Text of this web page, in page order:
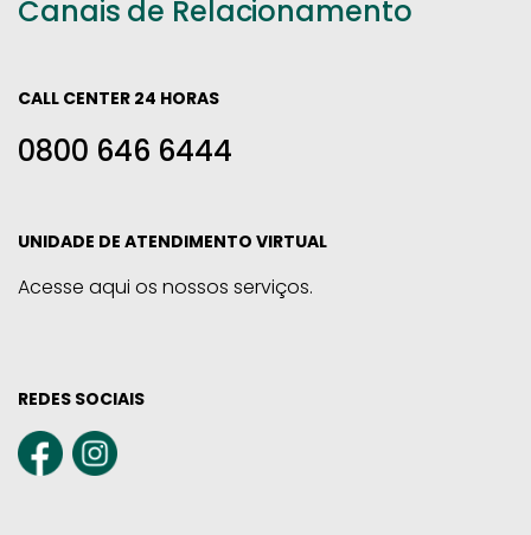
Canais de Relacionamento
CALL CENTER 24 HORAS
0800 646 6444
UNIDADE DE ATENDIMENTO VIRTUAL
Acesse aqui os nossos serviços.
REDES SOCIAIS